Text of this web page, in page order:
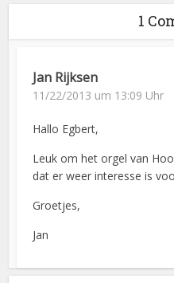
1
Jan Rijksen
11/22/2013 um 13:09 Uhr
Hallo Egbert,
Leuk om het orgel van
dat er weer interesse is
Groetjes,
Jan